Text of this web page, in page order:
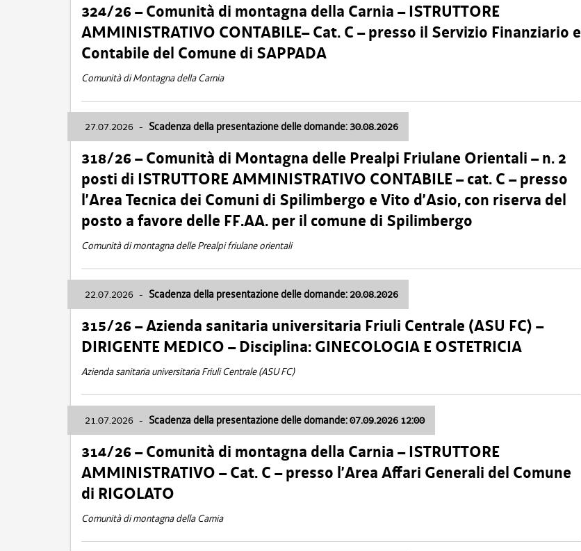
324/26 – Comunità di montagna della Carnia – ISTRUTTORE
AMMINISTRATIVO CONTABILE– Cat. C – presso il Servizio Finanziario e
Contabile del Comune di SAPPADA
Comunità di Montagna della Carnia
27.07.2026 - Scadenza della presentazione delle domande: 30.08.2026
318/26 – Comunità di Montagna delle Prealpi Friulane Orientali – n. 2
posti di ISTRUTTORE AMMINISTRATIVO CONTABILE – cat. C – presso
l’Area Tecnica dei Comuni di Spilimbergo e Vito d’Asio, con riserva del
posto a favore delle FF.AA. per il comune di Spilimbergo
Comunità di montagna delle Prealpi friulane orientali
22.07.2026 - Scadenza della presentazione delle domande: 20.08.2026
315/26 – Azienda sanitaria universitaria Friuli Centrale (ASU FC) –
DIRIGENTE MEDICO – Disciplina: GINECOLOGIA E OSTETRICIA
Azienda sanitaria universitaria Friuli Centrale (ASU FC)
21.07.2026 - Scadenza della presentazione delle domande: 07.09.2026 12:00
314/26 – Comunità di montagna della Carnia – ISTRUTTORE
AMMINISTRATIVO – Cat. C – presso l’Area Affari Generali del Comune
di RIGOLATO
Comunità di montagna della Carnia